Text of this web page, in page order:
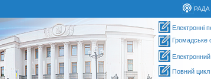
Електронні
Громадське
Повний цикл